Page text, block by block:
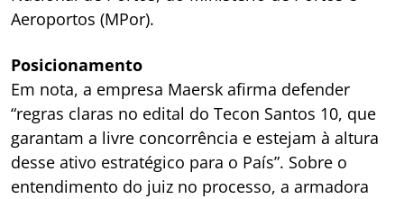
Aeroportos (MPor).
Posicionamento
Em nota, a empresa Maersk afirma defender
“regras claras no edital do Tecon Santos 10, que
garantam a livre concorrência e estejam à altura
desse ativo estratégico para o País”. Sobre o
entendimento do juiz no processo, a armadora